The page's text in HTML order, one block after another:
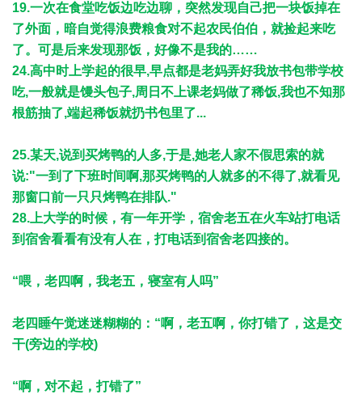
19.一次在食堂吃饭边吃边聊，突然发现自己把一块饭掉在
了外面，暗自觉得浪费粮食对不起农民伯伯，就捡起来吃
了。可是后来发现那饭，好像不是我的……
24.高中时上学起的很早,早点都是老妈弄好我放书包带学校
吃,一般就是馒头包子,周日不上课老妈做了稀饭,我也不知那
根筋抽了,端起稀饭就扔书包里了...
25.某天,说到买烤鸭的人多,于是,她老人家不假思索的就
说:"一到了下班时间啊,那买烤鸭的人就多的不得了,就看见
那窗口前一只只烤鸭在排队."
28.上大学的时候，有一年开学，宿舍老五在火车站打电话
到宿舍看看有没有人在，打电话到宿舍老四接的。
“喂，老四啊，我老五，寝室有人吗”
老四睡午觉迷迷糊糊的：“啊，老五啊，你打错了，这是交
干(旁边的学校)
“啊，对不起，打错了”